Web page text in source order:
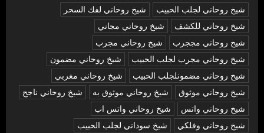
شيخ روحاني لجلب الحبيب
شيخ روحاني لفك السحر
شيخ روحاني للكشف
شيخ روحاني مجاني
شيخ روحاني مججرب
شيخ روحاني مجرب
شيخ روحاني مجرب لجلب الحبيب
شيخ روحاني مضمون
شيخ روحاني مضمونلجلب الحبيب
شيخ روحاني مغربي
شيخ روحاني موثوق
شيخ روحاني موثوق به
شيخ روحاني ناجح
شيخ روحاني واتس
شيخ روحاني واتس اب
شيخ روحاني وفلكي
شيخ سوداني لجلب الحبيب